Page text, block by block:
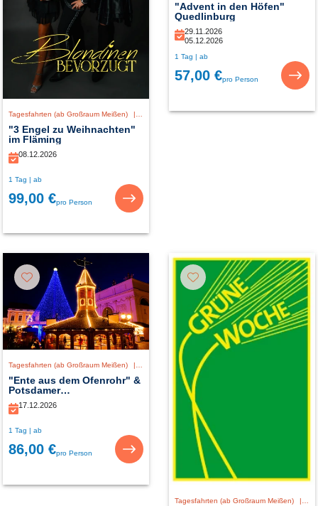
Tagesfahrten (ab Großraum Meißen) | Deutschland
"3 Engel zu Weihnachten"
im Fläming
08.12.2026
1 Tag | ab
99,00 €pro Person
"Advent in den Höfen"
Quedlinburg
29.11.2026
05.12.2026
1 Tag | ab
57,00 €pro Person
Tagesfahrten (ab Großraum Meißen) Deutschland
"Ente aus dem Ofenrohr" &
Potsdamer
Weihnachtszauber
17.12.2026
1 Tag | ab
86,00 €pro Person
Tagesfahrten (ab Großraum Meißen)